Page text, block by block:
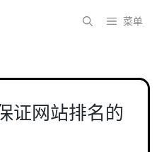
菜单
证网站排名的